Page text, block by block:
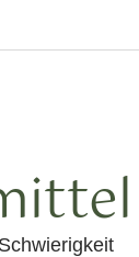
Schwierigkeit